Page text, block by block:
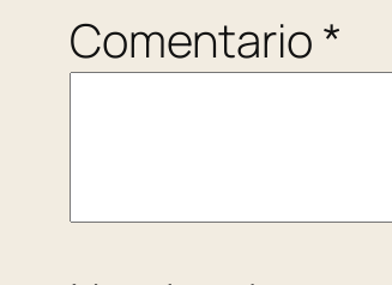
Comentario*